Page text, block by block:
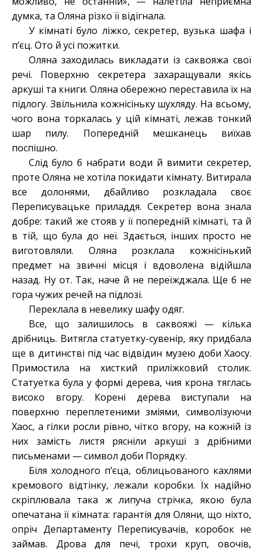
думка, та Оляна різко її відігнала.
У кімнаті було ліжко, секретер, вузька шафа і
п’єц. Ото й усі пожитки.
Оляна заходилась викладати із саквояжа свої
речі. Поверхню секретера захаращували якісь
аркуші та книги. Оляна обережно переставила їх на
підлогу. Звільнила кожнісіньку шухляду. На всьому,
чого вона торкалась у цій кімнаті, лежав тонкий
шар пилу. Попередній мешканець виїхав
поспішно.
Слід було б набрати води й вимити секретер,
проте Оляна не хотіла покидати кімнату. Витирала
все долонями, дбайливо розкладала своє
Переписувацьке приладдя. Секретер вона знала
добре: такий же стояв у її попередній кімнаті, та й
в тій, що була до неї. Здається, інших просто не
виготовляли. Оляна розклала кожнісінький
предмет на звичні місця і вдоволена відійшла
назад. Ну от. Так, наче й не переїжджала. Ще б не
гора чужих речей на підлозі.
Переклала в невелику шафу одяг.
Все, що залишилось в саквояжі — кілька
дрібниць. Витягла статуетку-сувенір, яку придбала
ще в дитинстві під час відвідин музею доби Хаосу.
Примостила на хисткий приліжковий столик.
Статуетка була у формі дерева, чия крона тяглась
високо вгору. Корені дерева виступали на
поверхню переплетеними зміями, символізуючи
Хаос, а гілки росли рівно, чітко вгору, на кожній із
них замість листя рясніли аркуші з дрібними
письменами — символ доби Порядку.
Біля холодного п’єца, облицьованого кахлями
кремового відтінку, лежали коробки. Їх надійно
скріплювала така ж липуча стрічка, якою була
опечатана її кімната: гарантія для Оляни, що ніхто,
опріч Департаменту Переписувачів, коробок не
займав. Дрова для печі, трохи круп, овочів,